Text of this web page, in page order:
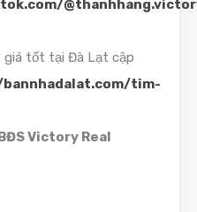
giá tốt tại Đà Lạt cập
tim-
Victory Real